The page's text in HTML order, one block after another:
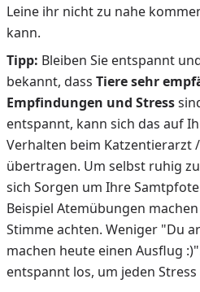
Leine ihr nicht zu nahe
kann.
Tipp: Bleiben Sie entspannt
bekannt, dass Tiere sehr
Empfindungen und Stress
entspannt, kann sich das auf
Verhalten beim Katzentierarzt
übertragen. Um selbst ruhig
sich Sorgen um Ihre
Beispiel Atemübungen
Stimme achten. Weniger "Du
machen heute einen Ausflug
entspannt los, um jeden